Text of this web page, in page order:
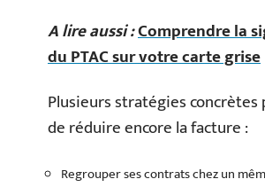
A lire aussi :Comprendre la
du PTAC sur votre carte grise
Plusieurs stratégies
de réduire encore la facture :
Regrouper ses contrats chez un